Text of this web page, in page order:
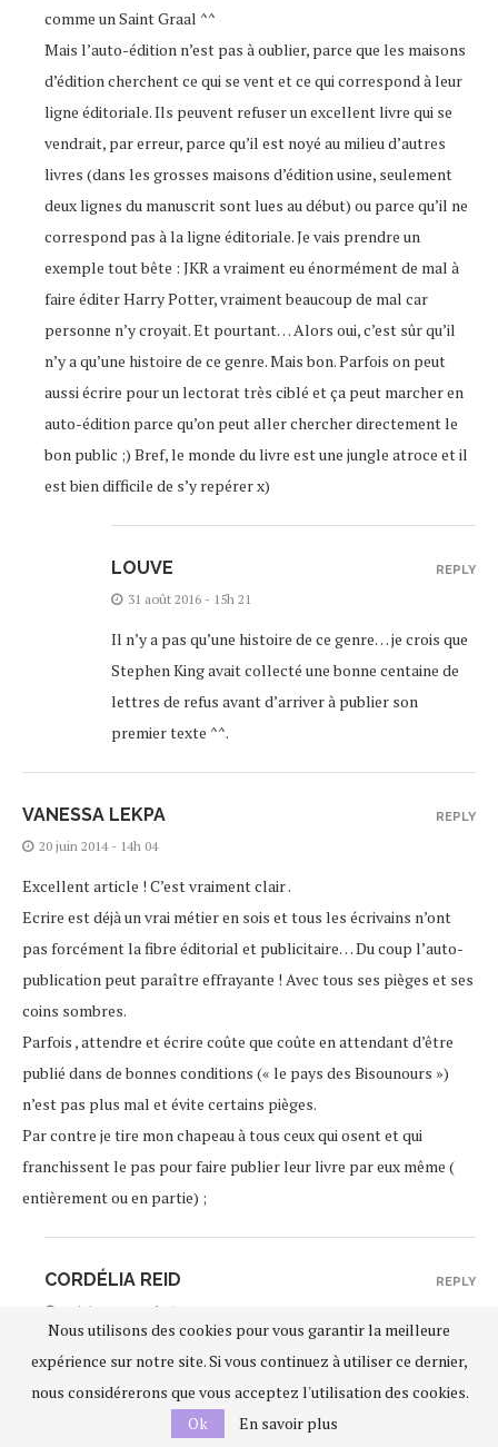
comme un Saint Graal ^^
Mais l’auto-édition n’est pas à oublier, parce que les maisons
d’édition cherchent ce qui se vent et ce qui correspond à leur
ligne éditoriale. Ils peuvent refuser un excellent livre qui se
vendrait, par erreur, parce qu’il est noyé au milieu d’autres
livres (dans les grosses maisons d’édition usine, seulement
deux lignes du manuscrit sont lues au début) ou parce qu’il ne
correspond pas à la ligne éditoriale. Je vais prendre un
exemple tout bête : JKR a vraiment eu énormément de mal à
faire éditer Harry Potter, vraiment beaucoup de mal car
personne n’y croyait. Et pourtant… Alors oui, c’est sûr qu’il
n’y a qu’une histoire de ce genre. Mais bon. Parfois on peut
aussi écrire pour un lectorat très ciblé et ça peut marcher en
auto-édition parce qu’on peut aller chercher directement le
bon public ;) Bref, le monde du livre est une jungle atroce et il
est bien difficile de s’y repérer x)
LOUVE
31 août 2016 - 15h 21
Il n’y a pas qu’une histoire de ce genre… je crois que
Stephen King avait collecté une bonne centaine de
lettres de refus avant d’arriver à publier son
premier texte ^^.
REPLY
VANESSA LEKPA
20 juin 2014 - 14h 04
Excellent article ! C’est vraiment clair .
Ecrire est déjà un vrai métier en sois et tous les écrivains n’ont
pas forcément la fibre éditorial et publicitaire… Du coup l’auto-
publication peut paraître effrayante ! Avec tous ses pièges et ses
coins sombres.
Parfois , attendre et écrire coûte que coûte en attendant d’être
publié dans de bonnes conditions (« le pays des Bisounours »)
n’est pas plus mal et évite certains pièges.
Par contre je tire mon chapeau à tous ceux qui osent et qui
franchissent le pas pour faire publier leur livre par eux même (
entièrement ou en partie) ;
REPLY
CORDÉLIA REID
21 juin 2014 - 21h 50
Merci, j’ai fait au mieux ^^
Je pense que c’est à chaque auteur de trouver la formule qui lui
REPLY
Nous utilisons des cookies pour vous garantir la meilleure
expérience sur notre site. Si vous continuez à utiliser ce dernier,
nous considérerons que vous acceptez l'utilisation des cookies.
Ok
En savoir plus